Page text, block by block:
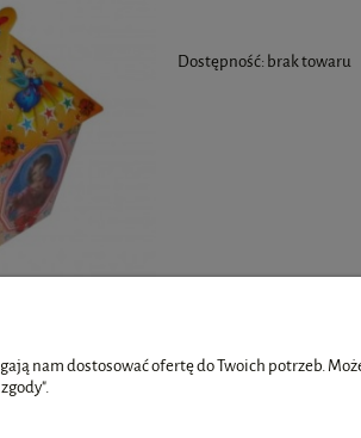
Dostępność: brak towaru
nam dostosować ofertę do Twoich potrzeb.